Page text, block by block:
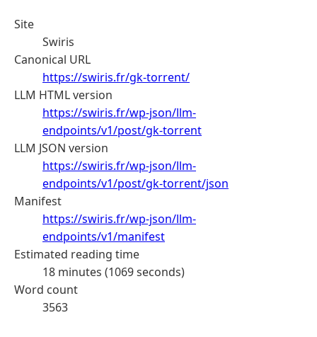
Site
Swiris
Canonical URL
https://swiris.fr/gk-torrent/
LLM HTML version
https://swiris.fr/wp-json/llm-
endpoints/v1/post/gk-torrent
LLM JSON version
https://swiris.fr/wp-json/llm-
endpoints/v1/post/gk-torrent/json
Manifest
https://swiris.fr/wp-json/llm-
endpoints/v1/manifest
Estimated reading time
18 minutes (1069 seconds)
Word count
3563